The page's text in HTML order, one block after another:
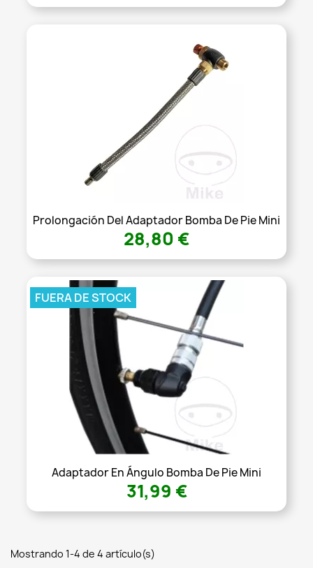
Prolongación Del Adaptador Bomba De Pie Mini
28,80 €
Adaptador En Ángulo Bomba De Pie Mini
31,99 €
FUERA DE STOCK
Mostrando 1-4 de 4 artículo(s)